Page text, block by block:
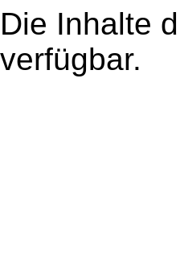
Die Inhalte
verfügbar.